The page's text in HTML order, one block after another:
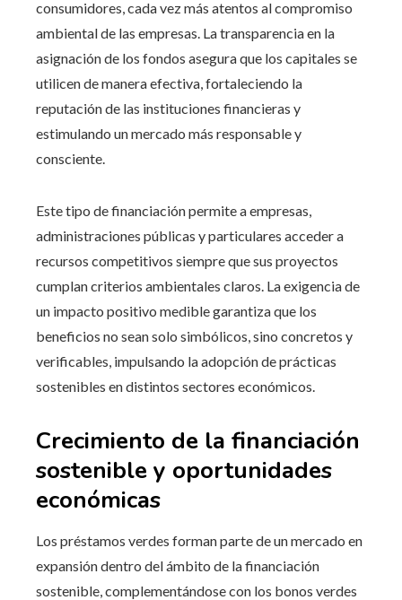
consumidores, cada vez más atentos al compromiso
ambiental de las empresas. La transparencia en la
asignación de los fondos asegura que los capitales se
utilicen de manera efectiva, fortaleciendo la
reputación de las instituciones financieras y
estimulando un mercado más responsable y
consciente.
Este tipo de financiación permite a empresas,
administraciones públicas y particulares acceder a
recursos competitivos siempre que sus proyectos
cumplan criterios ambientales claros. La exigencia de
un impacto positivo medible garantiza que los
beneficios no sean solo simbólicos, sino concretos y
verificables, impulsando la adopción de prácticas
sostenibles en distintos sectores económicos.
Crecimiento de la financiación
sostenible y oportunidades
económicas
Los préstamos verdes forman parte de un mercado en
expansión dentro del ámbito de la financiación
sostenible, complementándose con los bonos verdes